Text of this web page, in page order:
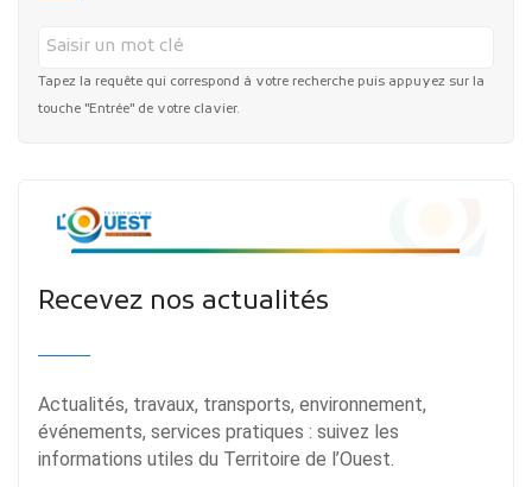
Tapez la requête qui correspond à votre recherche puis appuyez sur la
touche "Entrée" de votre clavier.
Recevez nos actualités
Actualités, travaux, transports, environnement,
événements, services pratiques : suivez les
informations utiles du Territoire de l’Ouest.